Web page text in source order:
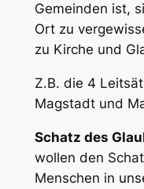
Gemeinden ist,
Ort zu
zu Kirche und
Z.B. die 4
Magstadt und
Schatz des
wollen den
Menschen in